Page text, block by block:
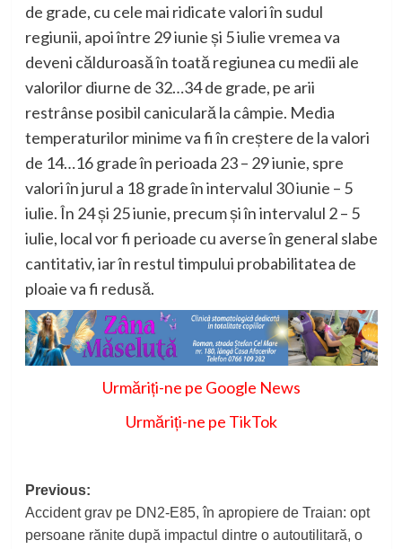
de grade, cu cele mai ridicate valori în sudul
regiunii, apoi între 29 iunie și 5 iulie vremea va
deveni călduroasă în toată regiunea cu medii ale
valorilor diurne de 32…34 de grade, pe arii
restrânse posibil caniculară la câmpie. Media
temperaturilor minime va fi în creștere de la valori
de 14…16 grade în perioada 23 – 29 iunie, spre
valori în jurul a 18 grade în intervalul 30 iunie – 5
iulie. În 24 și 25 iunie, precum și în intervalul 2 – 5
iulie, local vor fi perioade cu averse în general slabe
cantitativ, iar în restul timpului probabilitatea de
ploaie va fi redusă.
Urmăriți-ne pe Google News
Urmăriți-ne pe TikTok
Post
navigation
Previous:
Accident grav pe DN2-E85, în apropiere de Traian: opt
persoane rănite după impactul dintre o autoutilitară, o